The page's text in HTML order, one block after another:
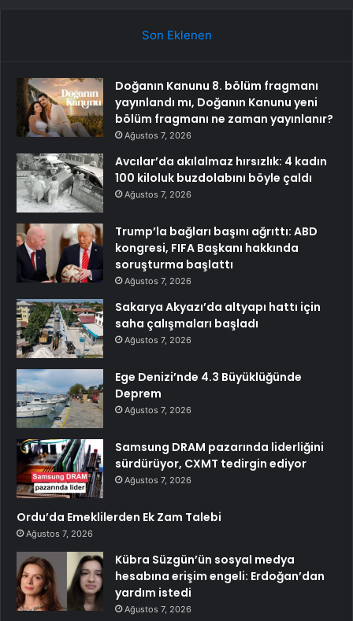
Son Eklenen
Doğanın Kanunu 8. bölüm fragmanı
yayınlandı mı, Doğanın Kanunu yeni
bölüm fragmanı ne zaman yayınlanır?
Ağustos 7, 2026
Avcılar’da akılalmaz hırsızlık: 4 kadın
100 kiloluk buzdolabını böyle çaldı
Ağustos 7, 2026
Trump’la bağları başını ağrıttı: ABD
kongresi, FIFA Başkanı hakkında
soruşturma başlattı
Ağustos 7, 2026
Sakarya Akyazı’da altyapı hattı için
saha çalışmaları başladı
Ağustos 7, 2026
Ege Denizi’nde 4.3 Büyüklüğünde
Deprem
Ağustos 7, 2026
Samsung DRAM pazarında liderliğini
sürdürüyor, CXMT tedirgin ediyor
Ağustos 7, 2026
Ordu’da Emeklilerden Ek Zam Talebi
Ağustos 7, 2026
Kübra Süzgün’ün sosyal medya
hesabına erişim engeli: Erdoğan’dan
yardım istedi
Ağustos 7, 2026